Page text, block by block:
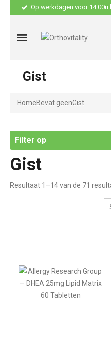
Op werkdagen voor
Gist
HomeBevat geenGist
Filter op
Gist
Resultaat 1–14 van de 71